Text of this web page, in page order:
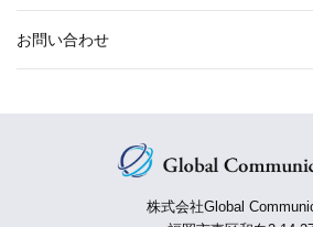
お問い合わせ
株式会社Global